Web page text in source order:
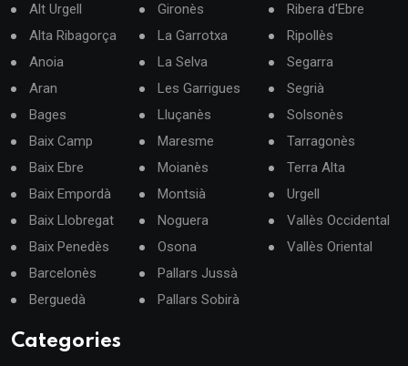
Alt Urgell
Alta Ribagorça
Anoia
Aran
Bages
Baix Camp
Baix Ebre
Baix Empordà
Baix Llobregat
Baix Penedès
Barcelonès
Berguedà
Gironès
La Garrotxa
La Selva
Les Garrigues
Lluçanès
Maresme
Moianès
Montsià
Noguera
Osona
Pallars Jussà
Pallars Sobirà
Ribera d'Ebre
Ripollès
Segarra
Segrià
Solsonès
Tarragonès
Terra Alta
Urgell
Vallès Occidental
Vallès Oriental
Categories